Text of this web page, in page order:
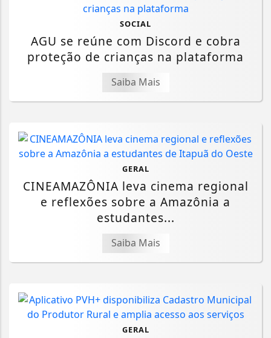
SOCIAL
AGU se reúne com Discord e cobra
proteção de crianças na plataforma
Saiba Mais
GERAL
CINEAMAZÔNIA leva cinema regional
e reflexões sobre a Amazônia a
estudantes...
Saiba Mais
GERAL